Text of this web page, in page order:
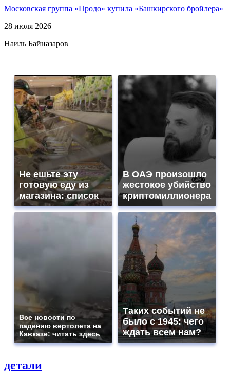
Московская группа «Продо» купила «Башкирского бройлера»
28 июля 2026
Наиль Байназаров
Не ешьте эту
готовую еду из
магазина: список
В ОАЭ произошло
жестокое убийство
криптомиллионера
Все новости по
падению вертолета на
Кавказе: читать здесь
Таких событий не
было с 1945: чего
ждать всем нам?
детали